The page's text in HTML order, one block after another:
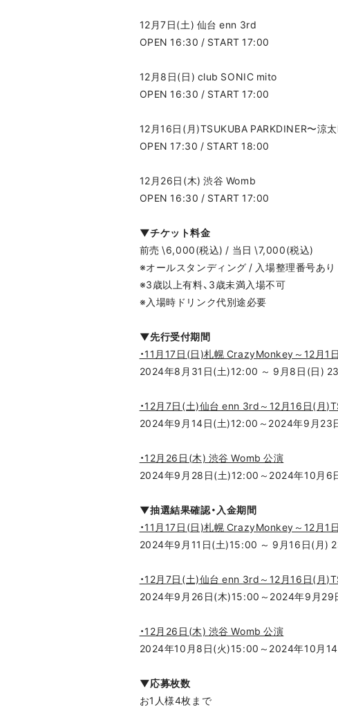
12月7日(土) 仙台 enn 3rd
OPEN 16:30 / START 17:00
12月8日(日) club SONIC mito
OPEN 16:30 / START 17:00
12月16日(月)TSUKUBA PARKDINER〜涼
OPEN 17:30 / START 18:00
12月26日(木) 渋谷 Womb
OPEN 16:30 / START 17:00
▼チケット料金
前売 \6,000(税込) / 当日 \7,000(税込)
※オールスタンディング / 入場整理番号あり
※3歳以上有料、3歳未満入場不可
※入場時ドリンク代別途必要
▼先行受付期間
・11月17日(日)札幌 CrazyMonkey～12月1
2024年8月31日(土)12:00 ～ 9月8日(日)
・12月7日(土)仙台 enn 3rd～12月16日(月
2024年9月14日(土)12:00～2024年9月23
・12月26日(木) 渋谷 Womb 公演
2024年9月28日(土)12:00～2024年10月6
▼抽選結果確認・入金期間
・11月17日(日)札幌 CrazyMonkey～12月1
2024年9月11日(土)15:00 ～ 9月16日(月)
・12月7日(土)仙台 enn 3rd～12月16日(月
2024年9月26日(木)15:00～2024年9月29
・12月26日(木) 渋谷 Womb 公演
2024年10月8日(火)15:00～2024年10月14
▼応募枚数
お1人様4枚まで